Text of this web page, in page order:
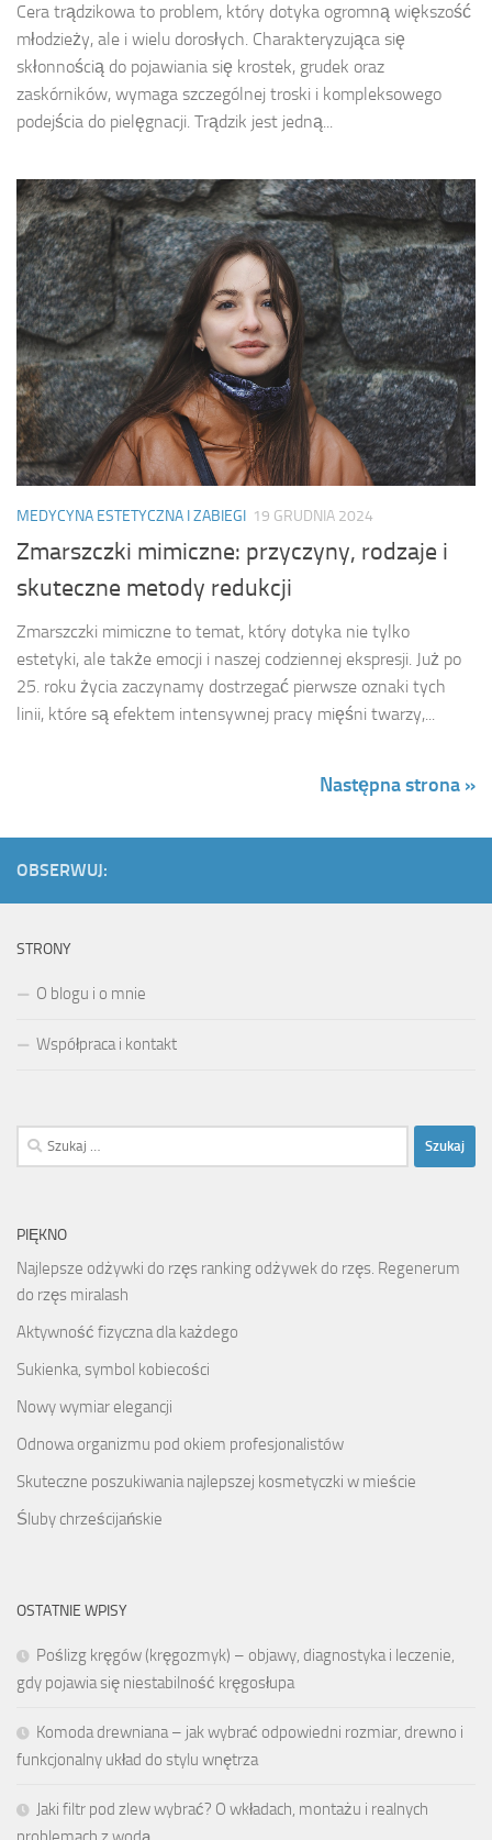
Cera trądzikowa to problem, który dotyka ogromną większość
młodzieży, ale i wielu dorosłych. Charakteryzująca się
skłonnością do pojawiania się krostek, grudek oraz
zaskórników, wymaga szczególnej troski i kompleksowego
podejścia do pielęgnacji. Trądzik jest jedną...
MEDYCYNA ESTETYCZNA I ZABIEGI 19 GRUDNIA 2024
Zmarszczki mimiczne: przyczyny, rodzaje i
skuteczne metody redukcji
Zmarszczki mimiczne to temat, który dotyka nie tylko
estetyki, ale także emocji i naszej codziennej ekspresji. Już po
25. roku życia zaczynamy dostrzegać pierwsze oznaki tych
linii, które są efektem intensywnej pracy mięśni twarzy,...
Następna strona »
OBSERWUJ:
STRONY
O blogu i o mnie
Współpraca i kontakt
Szukaj:
PIĘKNO
Najlepsze odżywki do rzęs ranking odżywek do rzęs. Regenerum
do rzęs miralash
Aktywność fizyczna dla każdego
Sukienka, symbol kobiecości
Nowy wymiar elegancji
Odnowa organizmu pod okiem profesjonalistów
Skuteczne poszukiwania najlepszej kosmetyczki w mieście
Śluby chrześcijańskie
OSTATNIE WPISY
Poślizg kręgów (kręgozmyk) – objawy, diagnostyka i leczenie,
gdy pojawia się niestabilność kręgosłupa
Komoda drewniana – jak wybrać odpowiedni rozmiar, drewno i
funkcjonalny układ do stylu wnętrza
Jaki filtr pod zlew wybrać? O wkładach, montażu i realnych